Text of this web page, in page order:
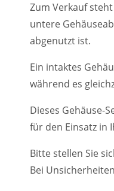
Zum Verkauf
untere
abgenutzt ist.
Ein intaktes
während es
Dieses Gehäuse-
für den Einsatz in
Bitte stellen Sie
Bei